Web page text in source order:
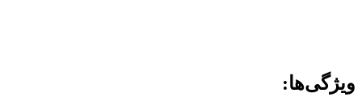
ویژگی‌ها: